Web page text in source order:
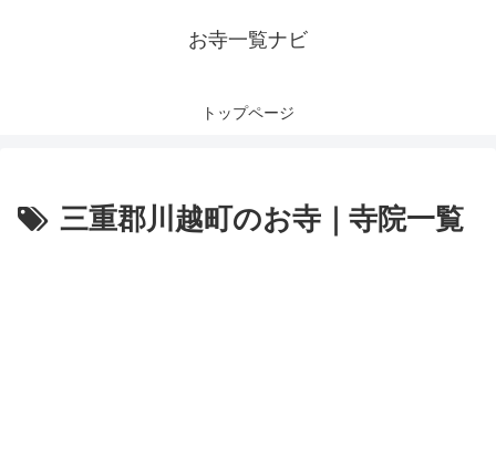
お寺一覧ナビ
トップページ
三重郡川越町のお寺｜寺院一覧